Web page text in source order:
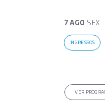
7 AGO SEX
INGRESSOS
VER